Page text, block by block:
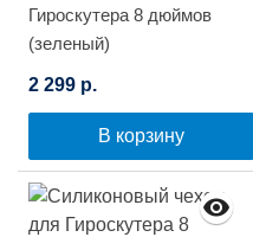
Гироскутера 8 дюймов
(зеленый)
2 299 р.
В корзину